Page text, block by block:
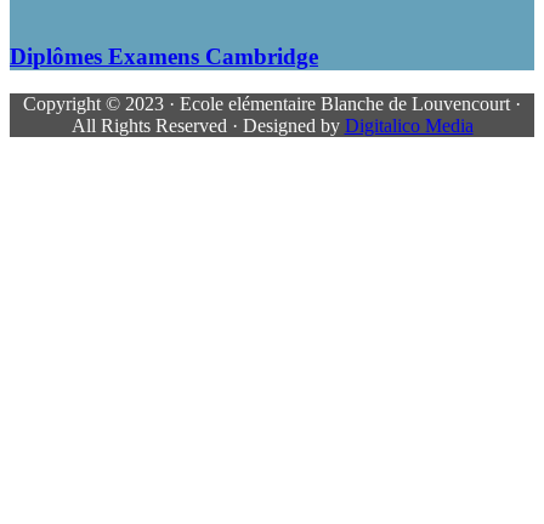
Diplômes Examens Cambridge
Copyright © 2023 · Ecole elémentaire Blanche de Louvencourt ·
All Rights Reserved · Designed by Digitalico Media